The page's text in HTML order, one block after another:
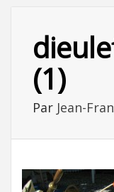
(1)
Par Jean-